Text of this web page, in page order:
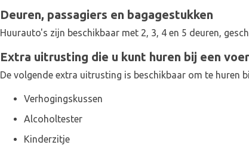
Deuren, passagiers en bagagestukken
Huurauto's zijn beschikbaar met 2, 3, 4 en 5 deuren,
Extra uitrusting die u kunt huren bij een
De volgende extra uitrusting is beschikbaar om te huren
Verhogingskussen
Alcoholtester
Kinderzitje